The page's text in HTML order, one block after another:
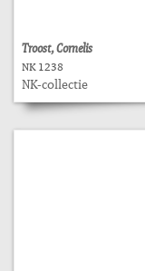
Troost, Cornelis
NK 1238
NK-collectie